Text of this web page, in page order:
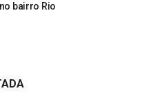
bairro Rio